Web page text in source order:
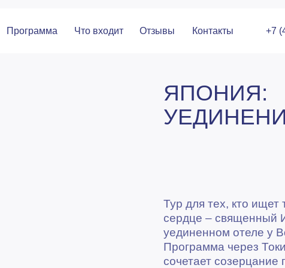
Контакты +7
Отзывы
Что входит
Программа
ЯПОНИЯ:
Тур для тех, кто
сердце – священный
уединенном отеле у
Программа через
сочетает созерцание